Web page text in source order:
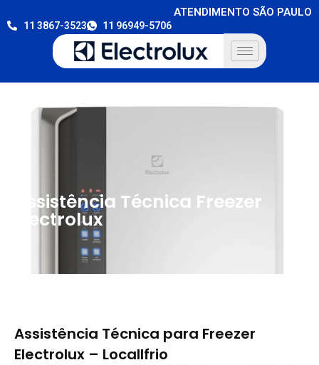
ATENDIMENTO SÃO PAULO
11 3867-3523 11 96949-5706
Assistência Técnica Freezer
Electrolux
Assistência Técnica para Freezer
Electrolux – Locallfrio